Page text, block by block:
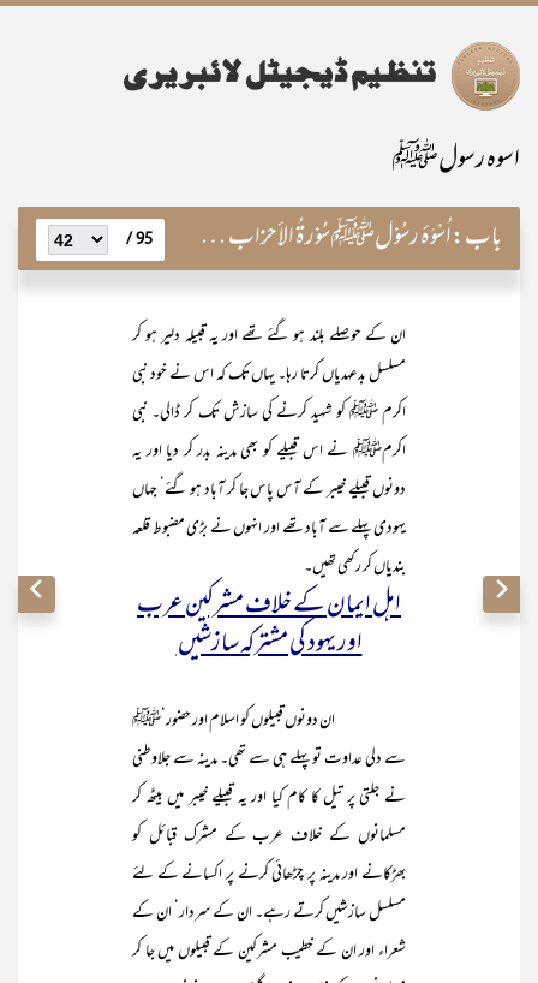
اسوہ رسولﷺ
باب:اُسْوَۂ رسُوْلﷺ سُوْرۃُ الأحزاب کے تیسرے۳ رکُوع کی روشنی میں 95 /
ان کے حوصلے بلند ہو گئے تھے اور یہ قبیلہ دلیر ہو کر
مسلسل بدعہدیاں کرتا رہا۔ یہاں تک کہ اس نے خود نبی
اکرم ﷺ کو شہید کرنے کی سازش تک کر ڈالی۔ نبی
اکرمﷺ نے اس قبیلے کو بھی مدینہ بدر کر دیا اور یہ
دونوں قبیلے خیبر کے آس پاس جا کر آباد ہو گئے‘ جہاں
یہودی پہلے سے آباد تھے اور انہوں نے بڑی مضبوط قلعہ
بندیاں کر رکھی تھیں۔
اہل ایمان کے خلاف مشرکین عرب
اور یہود کی مشترکہ سازشیں
ان دونوں قبیلوں کو اسلام اور حضور‘ﷺ
سے دلی عداوت تو پہلے ہی سے تھی۔ مدینہ سے جلاوطنی
نے جلتی پر تیل کا کام کیا اور یہ قبیلے خیبر میں بیٹھ کر
مسلمانوں کے خلاف عرب کے مشرک قبائل کو
بھڑکانے اور مدینہ پر چڑھائی کرنے پر اکسانے کے لئے
مسلسل سازشیں کرتے رہے۔ ان کے سردار‘ ان کے
شعراء اور ان کے خطیب مشرکین کے قبیلوں میں جا کر